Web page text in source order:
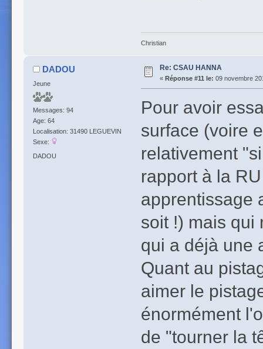
Christian
DADOU
Jeune
Messages: 94
Age: 64
Localisation: 31490 LEGUEVIN
Sexe:
DADOU
Re: CSAU HANNA
« Réponse #11 le: 09 novembre
Pour avoir
surface (voire
relativement
rapport à la
apprentissage
soit !) mais qui
qui a déjà une
Quant au
aimer le
énormément
de "tourner la